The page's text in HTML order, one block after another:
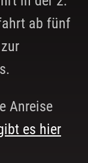
ab fünf
Anreise
es hier